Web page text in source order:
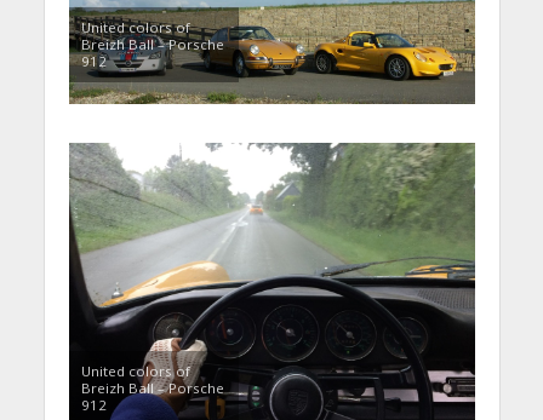
United colors of
Breizh Ball – Porsche
912
United colors of
Breizh Ball – Porsche
912